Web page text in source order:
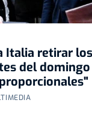
Italia retirar
del